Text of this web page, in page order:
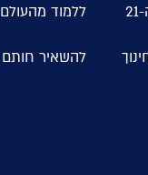
ללמוד מהעולם
להשאיר חותם